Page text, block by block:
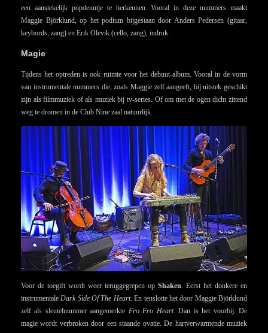
een aanstekelijk popdeuntje te herkennen. Vooral in deze nummers maakt
Maggie Björklund, op het podium bijgestaan door Anders Pedersen (gitaar,
keybords, zang) en Erik Olevik (cello, zang), indruk.
Magie
Tijdens het optreden is ook ruimte voor het debuut-album. Vooral in de vorm
van instrumentale nummers die, zoals Maggie zelf aangeeft, bij uitstek geschikt
zijn als filmmuziek of als muziek bij tv-series. Of om met de ogen dicht zittend
weg te dromen in de Club Nine zaal natuurlijk.
Voor de toegift wordt weer teruggegrepen op Shaken. Eerst het donkere en
instrumentale Dark Side Of The Heart. En tenslotte het door Maggie Björklund
zelf als sleutelnummer aangemerkte Fro Fro Heart. Dan is het voorbij. De
magie wordt verbroken door een staande ovatie. De hartverwarmende muziek